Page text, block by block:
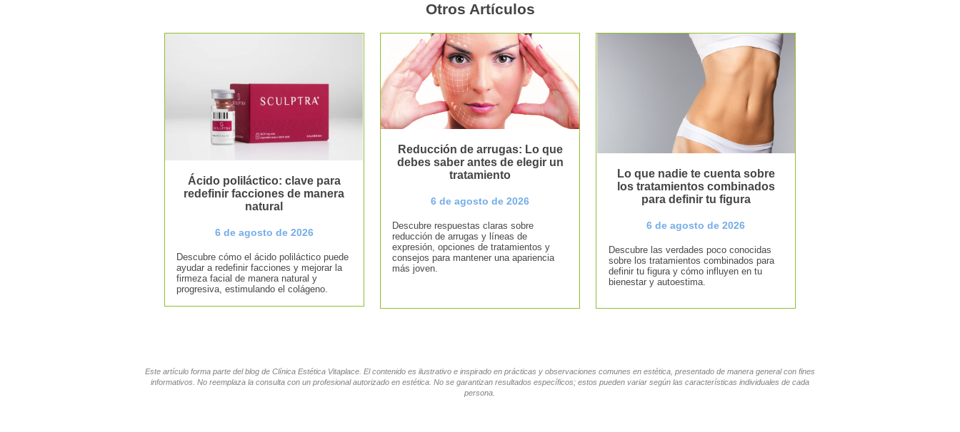
Otros Artículos
Ácido poliláctico: clave para
redefinir facciones de manera
natural
6 de agosto de 2026
Descubre cómo el ácido poliláctico puede
ayudar a redefinir facciones y mejorar la
firmeza facial de manera natural y
progresiva, estimulando el colágeno.
Reducción de arrugas: Lo que
debes saber antes de elegir un
tratamiento
6 de agosto de 2026
Descubre respuestas claras sobre
reducción de arrugas y líneas de
expresión, opciones de tratamientos y
consejos para mantener una apariencia
más joven.
Lo que nadie te cuenta sobre
los tratamientos combinados
para definir tu figura
6 de agosto de 2026
Descubre las verdades poco conocidas
sobre los tratamientos combinados para
definir tu figura y cómo influyen en tu
bienestar y autoestima.
Este artículo forma parte del blog de Clínica Estética Vitaplace. El contenido es ilustrativo e inspirado en prácticas y observaciones comunes en estética, presentado de manera general con fines
informativos. No reemplaza la consulta con un profesional autorizado en estética. No se garantizan resultados específicos; estos pueden variar según las características individuales de cada
persona.